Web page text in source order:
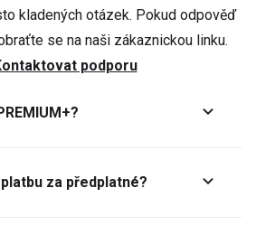
kladených otázek. Pokud odpověď
se na naši zákaznickou linku.
podporu
za předplatné?